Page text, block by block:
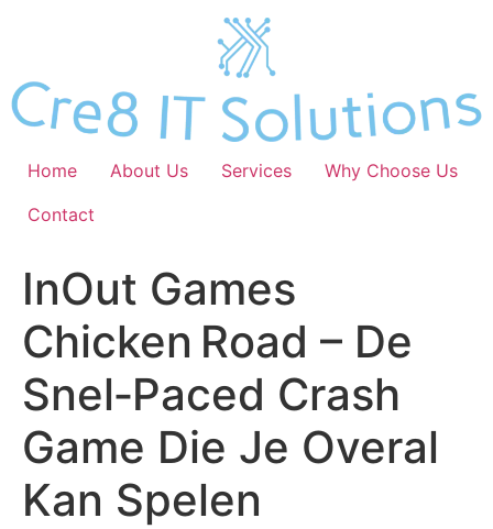
Home About Us Services
Why Choose Us
Contact
InOut Games
Chicken Road – De
Snel‑Paced Crash
Game Die Je Overal
Kan Spelen